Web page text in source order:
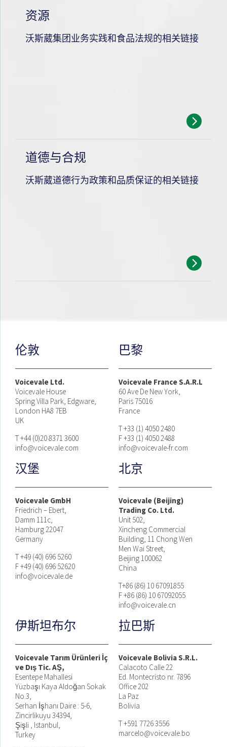
资源
沃斯葳集团业务实践和食品法规的相关链接
道德与合规
沃斯葳道德行为政策和品质保证的相关链接
伦敦
Voicevale Ltd.
Voicevale House
Spring Villa Park, Edgware,
London HA8 7EB
UK
T +44 (0)20 8371 3600
info@voicevale.com
巴黎
Voicevale France S.A.R.L
60 Ave De New York,
Paris 75016
France
T +33 (1) 4050 2480
F +33 (1) 4050 2488
info@voicevale-fr.com
汉堡
Voicevale GmbH
Friedrich – Ebert,
Damm 111c,
Hamburg 22047
Germany
T +49 (40) 696 5260
F +49 (40) 696 52620
info@voicevale.de
北京
Voicevale (Beijing)
Trading Co. Ltd.
Unit 502,
Xincheng Commercial
Building, 11 Chong Wen
Men Wai Street,
Beijing 100062
China
T+86 (86) 10 67091855
F +86 (86) 10 67092055
info@voicevale.cn
伊斯坦布尔
Voicevale Tarım Ürünleri İç
ve Dış Tic. AŞ,
Esentepe Mahallesi
Yüzbaşı Kaya Aldoğan Sokak
No.3,
Serhan İşhanı Daire : 5-6,
Zincirlikuyu 34394,
Şişli , Istanbul,
Turkey
拉巴斯
Voicevale Bolivia S.R.L.
Calacoto Calle 22
Ed. Montecristo nr. 7896
Office 202
La Paz
Bolivia
T +591 7726 3556
marcelo@voicevale.bo